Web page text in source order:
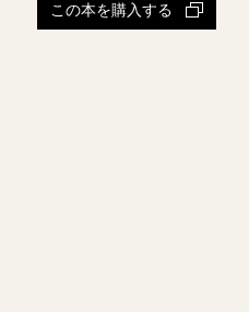
この本を購入する